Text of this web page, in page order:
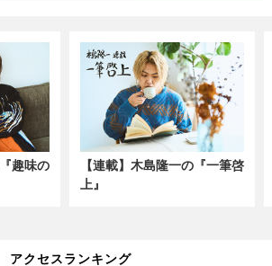
趣味の
【連載】木島隆一の『一筆啓
上』
アクセスランキング